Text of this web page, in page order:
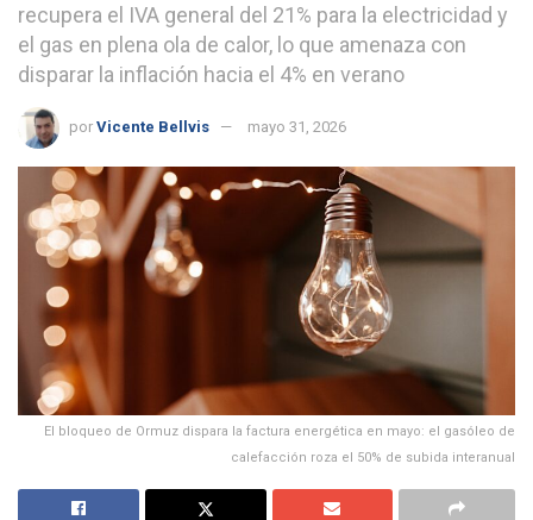
recupera el IVA general del 21% para la electricidad y
el gas en plena ola de calor, lo que amenaza con
disparar la inflación hacia el 4% en verano
por Vicente Bellvis mayo 31, 2026
El bloqueo de Ormuz dispara la factura energética en mayo: el gasóleo de
calefacción roza el 50% de subida interanual